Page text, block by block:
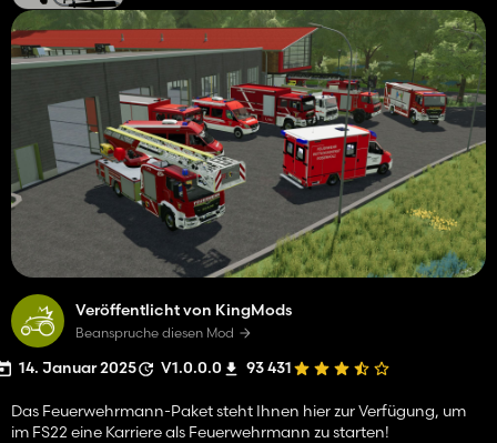
Veröffentlicht von KingMods
Beanspruche diesen Mod
14. Januar 2025 V1.0.0.0 93 431
Das Feuerwehrmann-Paket steht Ihnen hier zur Verfügung, um
im FS22 eine Karriere als Feuerwehrmann zu starten!